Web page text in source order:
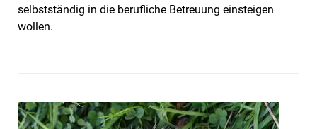
selbstständig in die berufliche Betreuung einsteigen
wollen.